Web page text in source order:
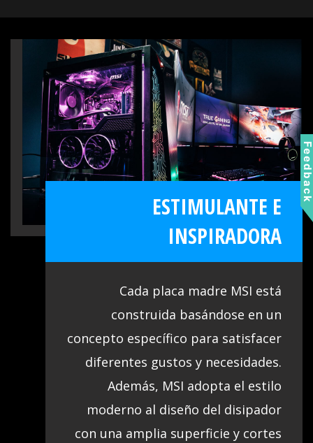
audio de primera calidad. Esto te
permite disfrutar de un sonido
impresionante con calidad de estudio
para crear la experiencia de sonido más
envolvente.
ESTIMULANTE E
INSPIRADORA
Cada placa madre MSI está
construida basándose en un
concepto específico para satisfacer
diferentes gustos y necesidades.
Además, MSI adopta el estilo
moderno al diseño del disipador
con una amplia superficie y cortes